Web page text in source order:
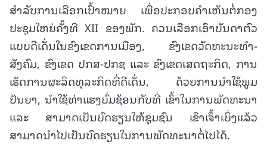
ສຳລັບການເລືອກເປົ້າໝາຍ ເພື່ອປະກອບຄຳເຫັນຕໍ່ກອງ
ປະຊຸມໃຫຍ່ຄັ້ງທີ XII ຂອງພັກ. ຄວນເລືອກເອົາບັນດາຕົວ
ແບບດີເດັ່ນໃນຂົງເຂດການເມືອງ, ຂົງເຂດວັດທະນະທຳ-
ສັງຄົມ, ຂົງເຂດ ປກສ-ປກຊ ແລະ ຂົງເຂດເສດຖະກິດ, ການ
ເຮັດການຜະລິດທຸລະກິດທີ່ດີເດັ່ນ, ດ້ວຍການນຳໃຊ້ພູມ
ປັນຍາ, ນໍາໃຊ້ທ່າແຮງບົ່ມຊ້ອນກັບທີ່ ເຂົ້າໃນການພັດທະນາ
ແລະ ສາມາດເປັນບົດຮຽນໃຫ້ຊຸມຊົນ ເຂົາເຈົ້າເບິ່ງແລ້ວ
ສາມາດນຳໄປເປັນບົດຮຽນໃນການພັດທະນາຕໍ່ໄປໄດ້.